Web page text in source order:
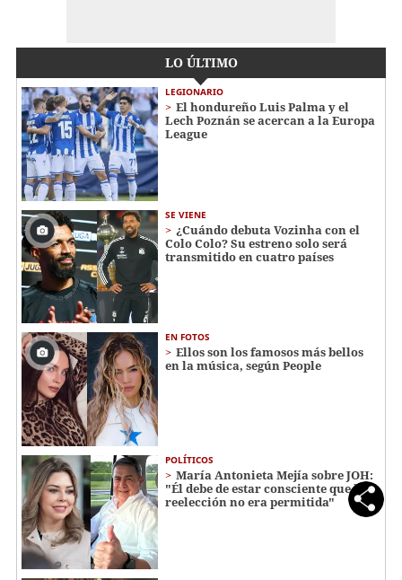
LO ÚLTIMO
LEGIONARIO
El hondureño Luis Palma y el
Lech Poznán se acercan a la Europa
League
SE VIENE
¿Cuándo debuta Vozinha con el
Colo Colo? Su estreno solo será
transmitido en cuatro países
EN FOTOS
Ellos son los famosos más bellos
en la música, según People
POLÍTICOS
María Antonieta Mejía sobre JOH:
"Él debe de estar consciente que la
reelección no era permitida"